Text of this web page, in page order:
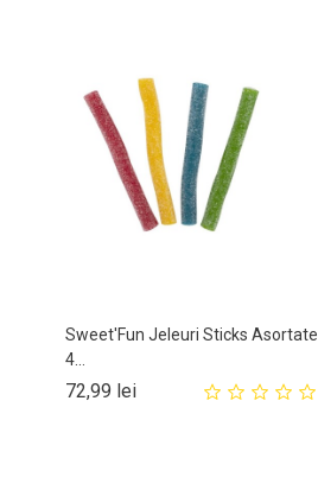
Sweet'Fun Jeleuri Sticks Asortate
4...
72,99 leiPret